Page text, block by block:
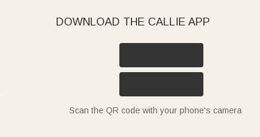
DOWNLOAD THE CALLIE APP
Scan the QR code with your phone's camera